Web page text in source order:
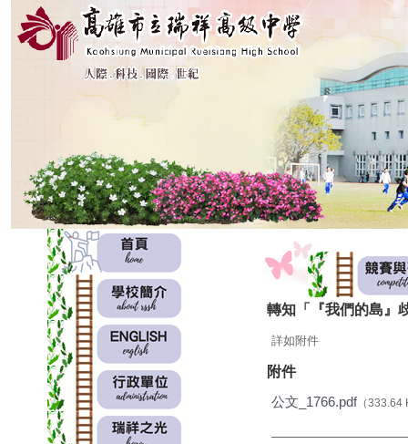
::: :::
轉知「『我們的島』
詳如附件
附件
公文_1766.pdf（333.64